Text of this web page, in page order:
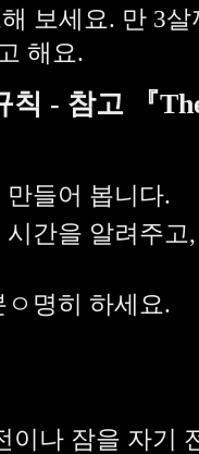
보세요. 만 3
해요.
칙 - 참고 『
들어 봅니다.
시간을 알려주
명히 하세요.
나 잠을 자기